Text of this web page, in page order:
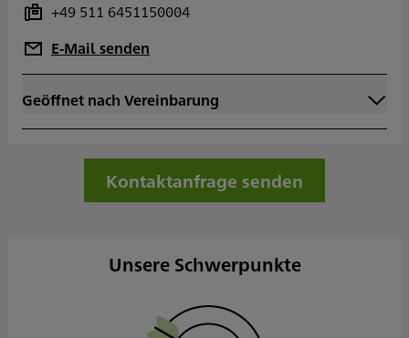
+49 511 6451150004
E-Mail senden
Geöffnet nach Vereinbarung
Montag
Kontaktanfrage senden
Unsere Schwerpunkte